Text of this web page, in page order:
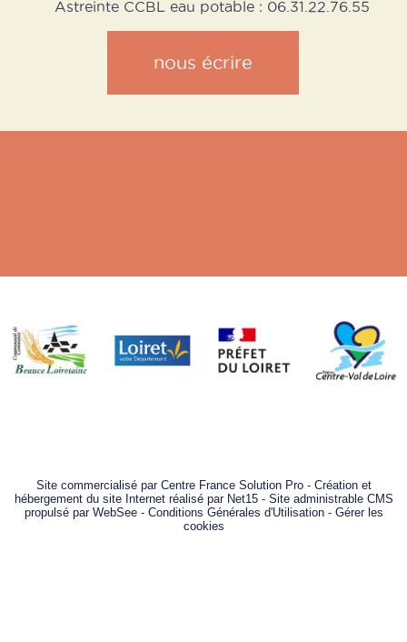
Astreinte CCBL eau potable : 06.31.22.76.55
nous écrire
Site commercialisé par Centre France Solution Pro- Création et
hébergement du site Internet réalisé par Net15- Site administrable CMS
propulsé par WebSee- Conditions Générales d'Utilisation- Gérer les
cookies